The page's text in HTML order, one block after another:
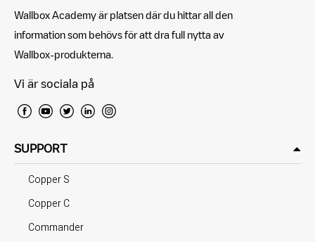
Wallbox Academy är platsen där du hittar all den
information som behövs för att dra full nytta av
Wallbox-produkterna.
Vi är sociala på
SUPPORT
Copper S
Copper C
Commander